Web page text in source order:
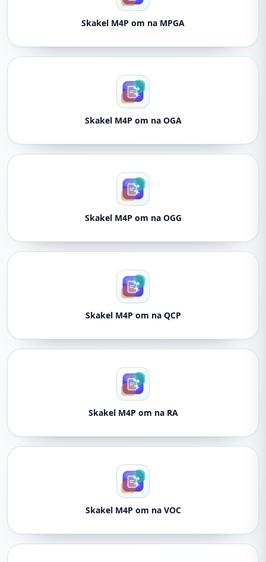
Skakel M4P om na MPGA
Skakel M4P om na OGA
Skakel M4P om na OGG
Skakel M4P om na QCP
Skakel M4P om na RA
Skakel M4P om na VOC